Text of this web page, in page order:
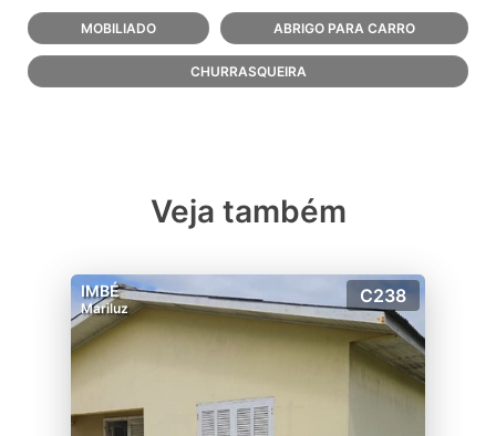
MOBILIADO ABRIGO PARA CARRO
CHURRASQUEIRA
Veja também
IMBÉ
Mariluz
C238